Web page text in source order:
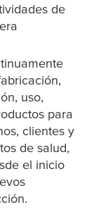
de
uso,
para
clientes y
de salud,
el inicio